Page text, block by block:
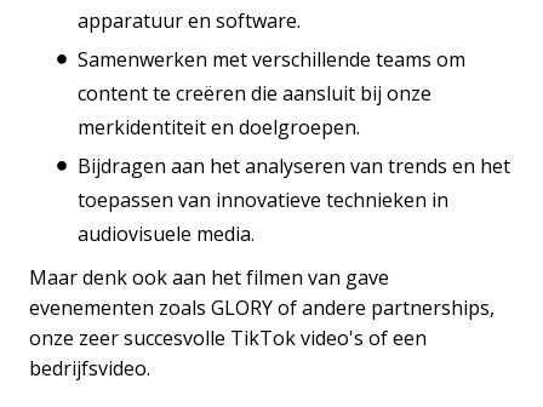
apparatuur en software.
Samenwerken met verschillende teams om
content te creëren die aansluit bij onze
merkidentiteit en doelgroepen.
Bijdragen aan het analyseren van trends en het
toepassen van innovatieve technieken in
audiovisuele media.
Maar denk ook aan het filmen van gave
evenementen zoals GLORY of andere partnerships,
onze zeer succesvolle TikTok video's of een
bedrijfsvideo.